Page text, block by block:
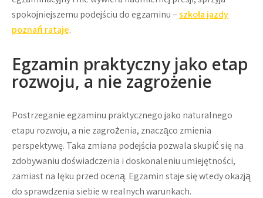
spokojniejszemu podejściu do egzaminu –szkoła jazdy
poznań rataje.
Egzamin praktyczny jako etap
rozwoju, a nie zagrożenie
Postrzeganie egzaminu praktycznego jako naturalnego
etapu rozwoju, a nie zagrożenia, znacząco zmienia
perspektywę. Taka zmiana podejścia pozwala skupić się na
zdobywaniu doświadczenia i doskonaleniu umiejętności,
zamiast na lęku przed oceną. Egzamin staje się wtedy okazją
do sprawdzenia siebie w realnych warunkach.